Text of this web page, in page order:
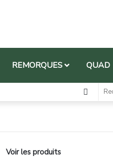
REMORQUES QUAD
Voir les produits